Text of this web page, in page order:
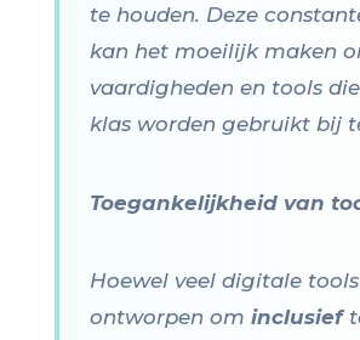
te houden. Deze
kan het moeilijk maken
vaardigheden en tools
klas worden gebruikt bij
Toegankelijkheid van
Hoewel veel digitale
ontworpen om inclusief